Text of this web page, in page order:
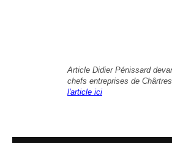
Article Didier Pénissard
chefs entreprises de Chârtres
l'article ici